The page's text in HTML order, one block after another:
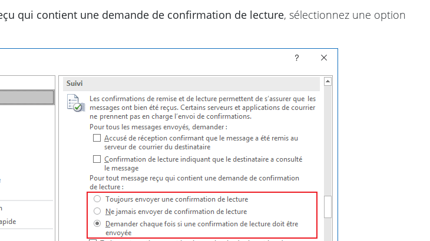
qui contient une demande de confirmation de lecture, sélectionnez une option